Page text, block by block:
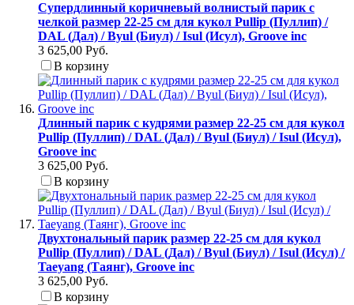
Cупердлинный коричневый волнистый парик с
челкой размер 22-25 см для кукол Pullip (Пуллип) /
DAL (Дал) / Byul (Биул) / Isul (Исул), Groove inc
3 625,00 Руб.
В корзину
Длинный парик с кудрями размер 22-25 см для кукол
Pullip (Пуллип) / DAL (Дал) / Byul (Биул) / Isul (Исул),
Groove inc
3 625,00 Руб.
В корзину
Двухтональный парик размер 22-25 см для кукол
Pullip (Пуллип) / DAL (Дал) / Byul (Биул) / Isul (Исул) /
Taeyang (Таянг), Groove inc
3 625,00 Руб.
В корзину